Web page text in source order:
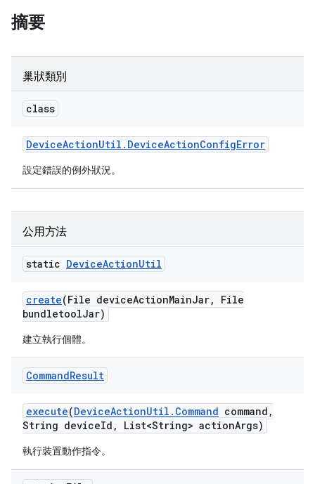
摘要
巢狀類別
class
DeviceActionUtil . DeviceActionConfigError
設定錯誤的例外狀況。
公用方法
static DeviceActionUtil
create(File deviceActionMainJar,
File
bundletoolJar)
建立執行個體。
CommandResult
execute(DeviceActionUtil . Command command ,
String deviceId , List<String> actionArgs)
執行裝置動作指令。